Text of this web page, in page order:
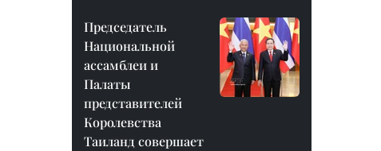
Председатель
Национальной
ассамблеи и
Палаты
представителей
Королевства
Таиланд совершает